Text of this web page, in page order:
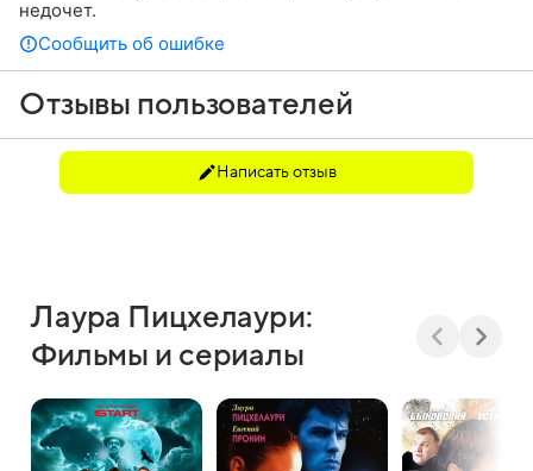
недочет.
Сообщить об ошибке
Отзывы пользователей
Написать отзыв
Лаура Пицхелаури:
Фильмы и сериалы